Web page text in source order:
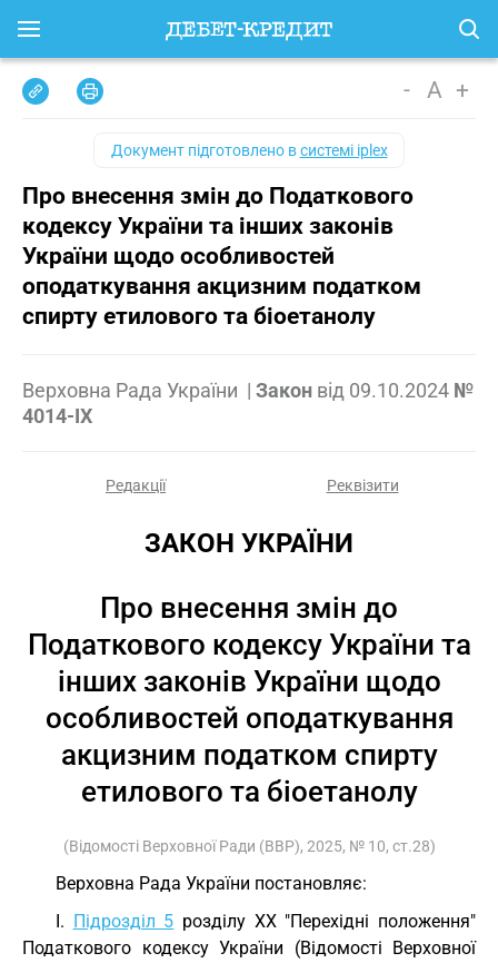
- A +
Документ підготовлено всистемі iplex
Про внесення змін до Податкового
кодексу України та інших законів
України щодо особливостей
оподаткування акцизним податком
спирту етилового та біоетанолу
Верховна Рада України | Закон від 09.10.2024 №
4014-IX
Редакції Реквізити
ЗАКОН УКРАЇНИ
Про внесення змін до
Податкового кодексу України та
інших законів України щодо
особливостей оподаткування
акцизним податком спирту
етилового та біоетанолу
(Відомості Верховної Ради (ВВР), 2025, № 10, ст.28)
Верховна Рада України постановляє:
I. Підрозділ 5 розділу XX "Перехідні положення"
Податкового кодексу України (Відомості Верховної